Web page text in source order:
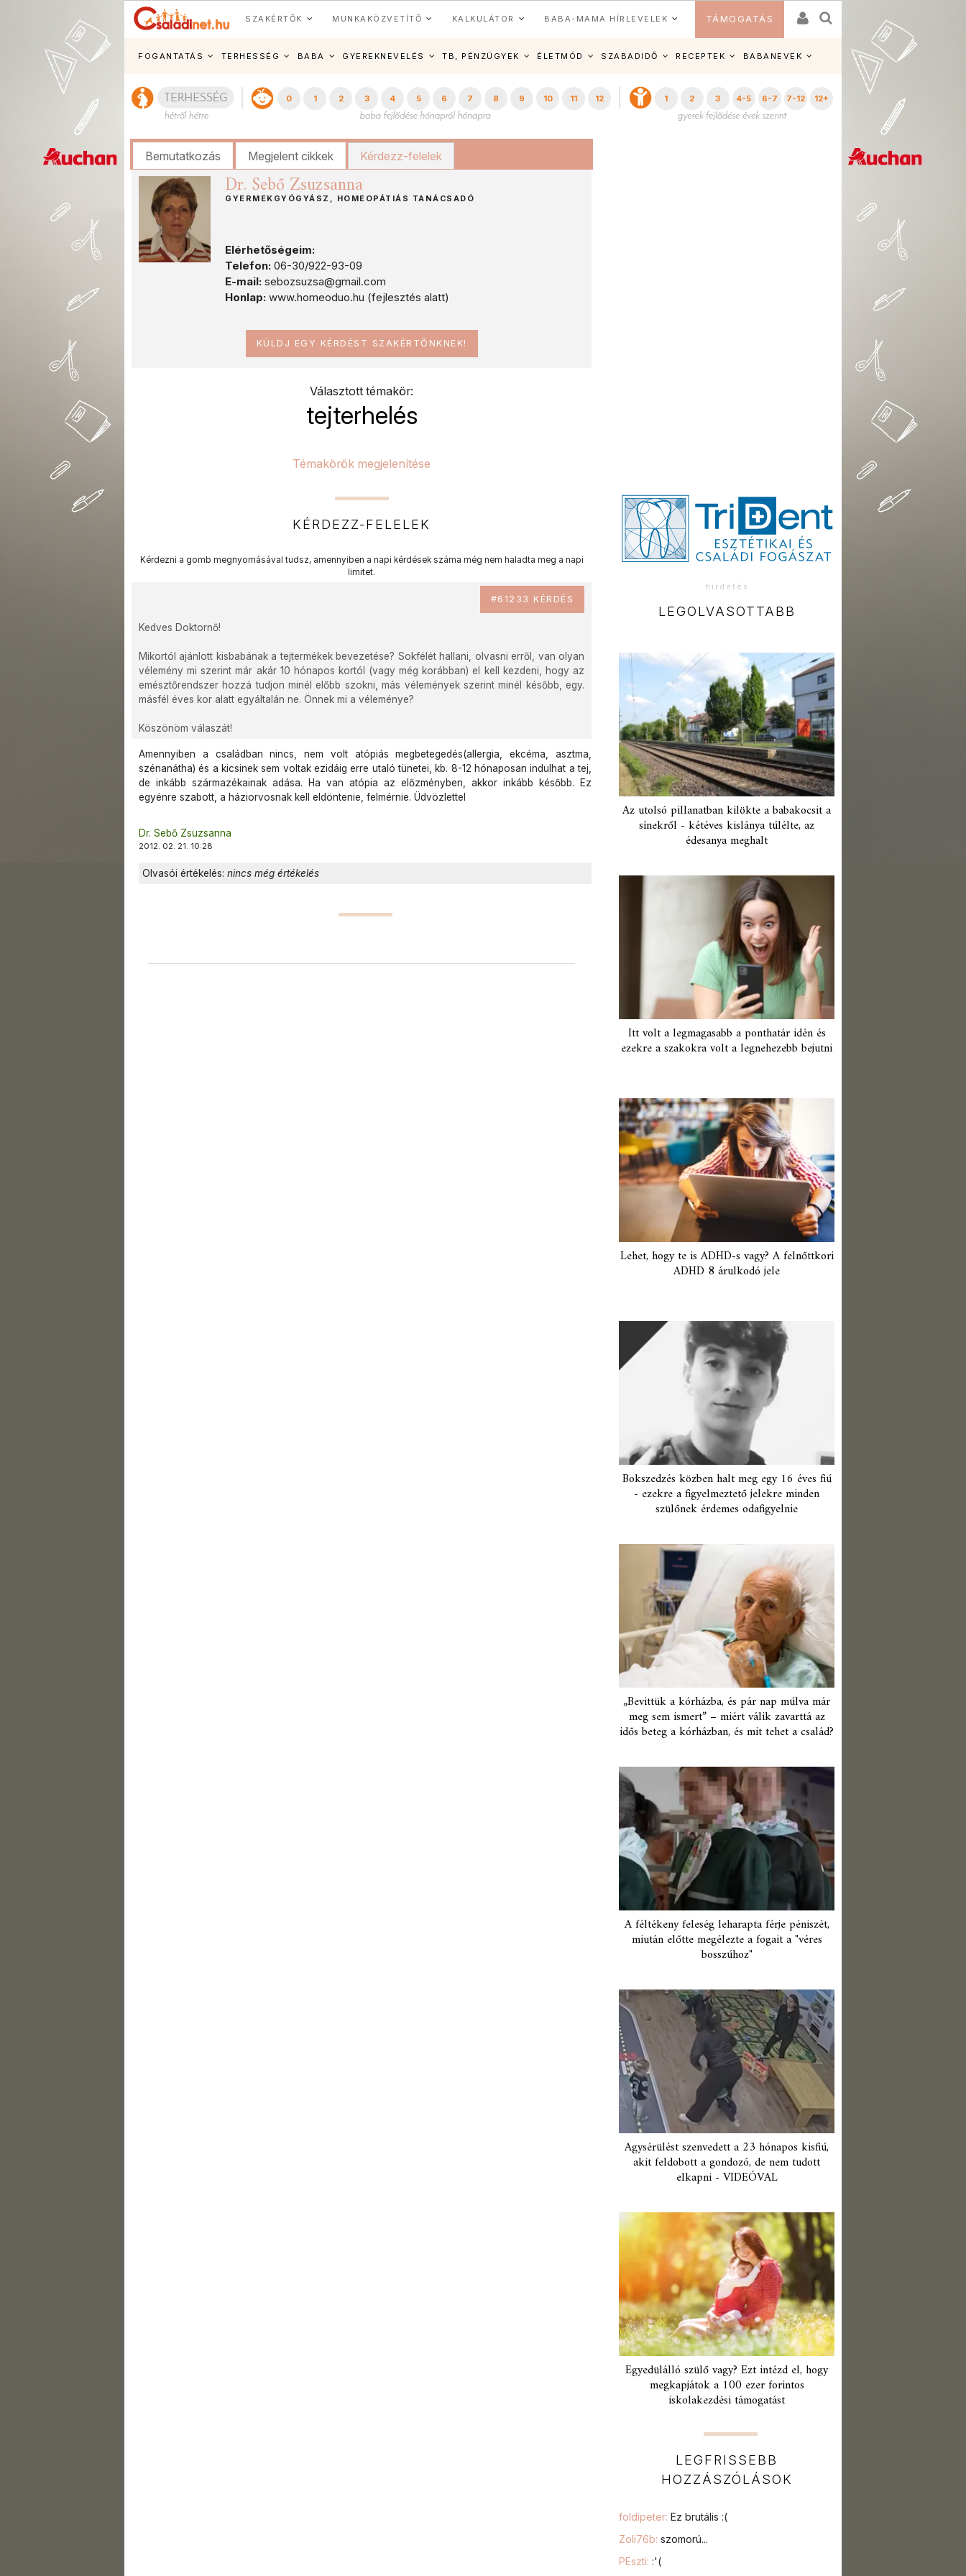
SZAKÉRTŐK MUNKAKÖZVETÍTŐ KALKULÁTOR BABA-MAMA HÍRLEVELEK TÁMOGATÁS
FOGANTATÁS TERHESSÉG BABA GYEREKNEVELÉS TB, PÉNZÜGYEK ÉLETMÓD SZABADIDŐ RECEPTEK BABANEVEK
0 1 2 3 4 5 6 7 8 9 10 11 12 1 2 3 4-5 6-7 7-12 12+
Bemutatkozás Megjelent cikkek Kérdezz-felelek
Dr. Sebő Zsuzsanna
GYERMEKGYÓGYÁSZ, HOMEOPÁTIÁS TANÁCSADÓ
Elérhetőségeim:
Telefon: 06-30/922-93-09
E-mail: sebozsuzsa@gmail.com
Honlap: www.homeoduo.hu (fejlesztés alatt)
KÜLDJ EGY KÉRDÉST SZAKÉRTŐNKNEK!
Választott témakör:
tejterhelés
Témakörök megjelenítése
KÉRDEZZ-FELELEK
Kérdezni a gomb megnyomásával tudsz, amennyiben a napi kérdések száma még nem haladta meg a napi
limitet.
#61233 KÉRDÉS
Kedves Doktornő!
Mikortól ajánlott kisbabának a tejtermékek bevezetése? Sokfélét hallani, olvasni erről, van olyan
vélemény mi szerint már akár 10 hónapos kortól (vagy még korábban) el kell kezdeni, hogy az
emésztőrendszer hozzá tudjon minél előbb szokni, más vélemények szerint minél később, egy.
másfél éves kor alatt egyáltalán ne. Önnek mi a véleménye?
Köszönöm válaszát!
Amennyiben a családban nincs, nem volt atópiás megbetegedés(allergia, ekcéma, asztma,
szénanátha) és a kicsinek sem voltak ezidáig erre utaló tünetei, kb. 8-12 hónaposan indulhat a tej,
de inkább származékainak adása. Ha van atópia az előzményben, akkor inkább később. Ez
egyénre szabott, a háziorvosnak kell eldöntenie, felmérnie. Üdvözlettel
Dr. Sebő Zsuzsanna
2012. 02. 21. 10:28
Olvasói értékelés: nincs még értékelés
hirdetés
LEGOLVASOTTABB
Az utolsó pillanatban kilökte a babakocsit a
sínekről - kétéves kislánya túlélte, az
édesanya meghalt
Itt volt a legmagasabb a ponthatár idén és
ezekre a szakokra volt a legnehezebb bejutni
Lehet, hogy te is ADHD-s vagy? A felnőttkori
ADHD 8 árulkodó jele
Bokszedzés közben halt meg egy 16 éves fiú
- ezekre a figyelmeztető jelekre minden
szülőnek érdemes odafigyelnie
„Bevittük a kórházba, és pár nap múlva már
meg sem ismert” – miért válik zavarttá az
idős beteg a kórházban, és mit tehet a család?
A féltékeny feleség leharapta férje péniszét,
miután előtte megélezte a fogait a "véres
bosszúhoz"
Agysérülést szenvedett a 23 hónapos kisfiú,
akit feldobott a gondozó, de nem tudott
elkapni - VIDEÓVAL
Egyedülálló szülő vagy? Ezt intézd el, hogy
megkapjátok a 100 ezer forintos
iskolakezdési támogatást
LEGFRISSEBB
HOZZÁSZÓLÁSOK
foldipeter: Ez brutális :(
Zoli76b: szomorú...
PEszti: :'(